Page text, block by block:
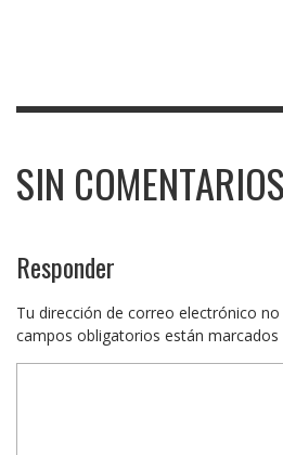
SIN COMENTARIOS
Responder
Tu dirección de correo electrónico no
campos obligatorios están marcados